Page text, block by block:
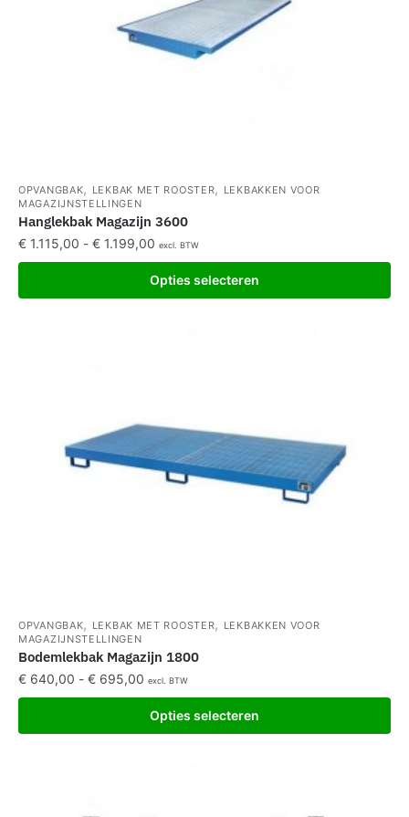
OPVANGBAK, LEKBAK MET ROOSTER, LEKBAKKEN VOOR
MAGAZIJNSTELLINGEN
Hanglekbak Magazijn 3600
€ 1.115,00 - € 1.199,00 excl. BTW
Opties selecteren
OPVANGBAK, LEKBAK MET ROOSTER, LEKBAKKEN VOOR
MAGAZIJNSTELLINGEN
Bodemlekbak Magazijn 1800
€ 640,00 - € 695,00 excl. BTW
Opties selecteren